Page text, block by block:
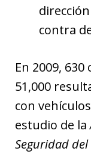
contra
En 2009,
51,000
con
estudio de la
Seguridad